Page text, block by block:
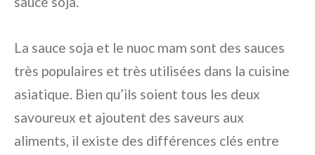
La sauce soja et le nuoc mam sont des sauces
très populaires et très utilisées dans la cuisine
asiatique. Bien qu’ils soient tous les deux
savoureux et ajoutent des saveurs aux
aliments, il existe des différences clés entre